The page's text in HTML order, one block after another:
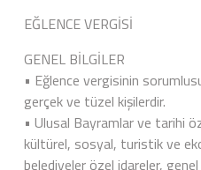
EĞLENCE VERGİSİ
GENEL BİLGİLER
• Eğlence vergisinin
gerçek ve tüzel kişilerdir.
• Ulusal Bayramlar ve tarihi
kültürel, sosyal, turistik ve
belediyeler özel idareler,